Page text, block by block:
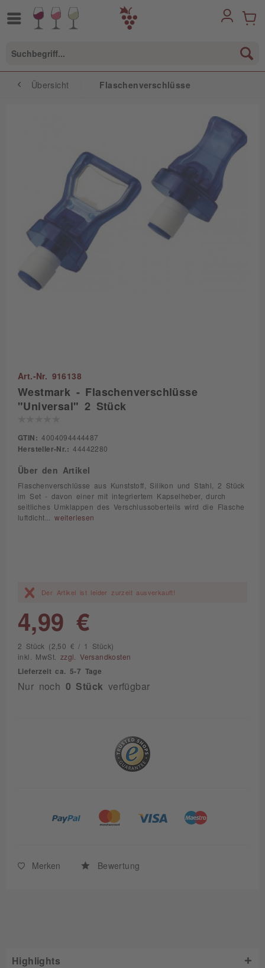
Übersicht Flaschenverschlüsse
Art.-Nr. 916138
Westmark - Flaschenverschlüsse
"Universal" 2 Stück
GTIN: 4004094444487
Hersteller-Nr.: 44442280
Über den Artikel
Flaschenverschlüsse aus Kunststoff, Silikon und Stahl, 2 Stück
im Set - davon einer mit integriertem Kapselheber, durch
seitliches Umklappen des Verschlussoberteils wird die Flasche
luftdicht...weiterlesen
Der Artikel ist leider zurzeit ausverkauft!
4,99 €
2 Stück (2,50 € / 1 Stück)
inkl. MwSt. zzgl. Versandkosten
Lieferzeit ca. 5-7 Tage
Nur noch 0 Stück verfügbar
Merken Bewertung
Highlights